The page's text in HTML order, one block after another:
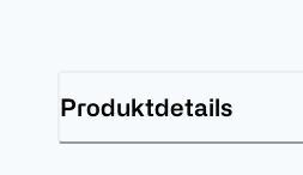
Produktdetails